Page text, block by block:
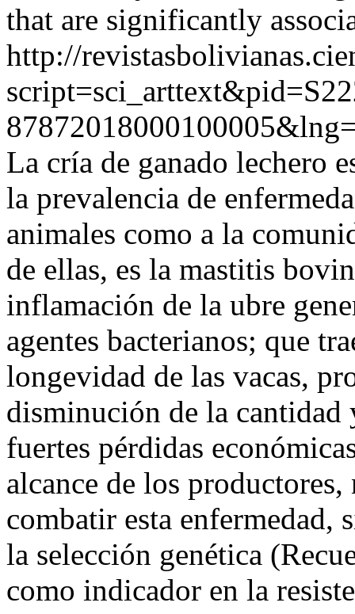
that are significantly
http://
La cría de ganado lechero
la prevalencia de
animales como a la
de ellas, es la mastitis
inflamación de la ubre
agentes bacterianos; que
longevidad de las vacas,
disminución de la
fuertes pérdidas
alcance de los
combatir esta enfermedad,
la selección genética
como indicador en la